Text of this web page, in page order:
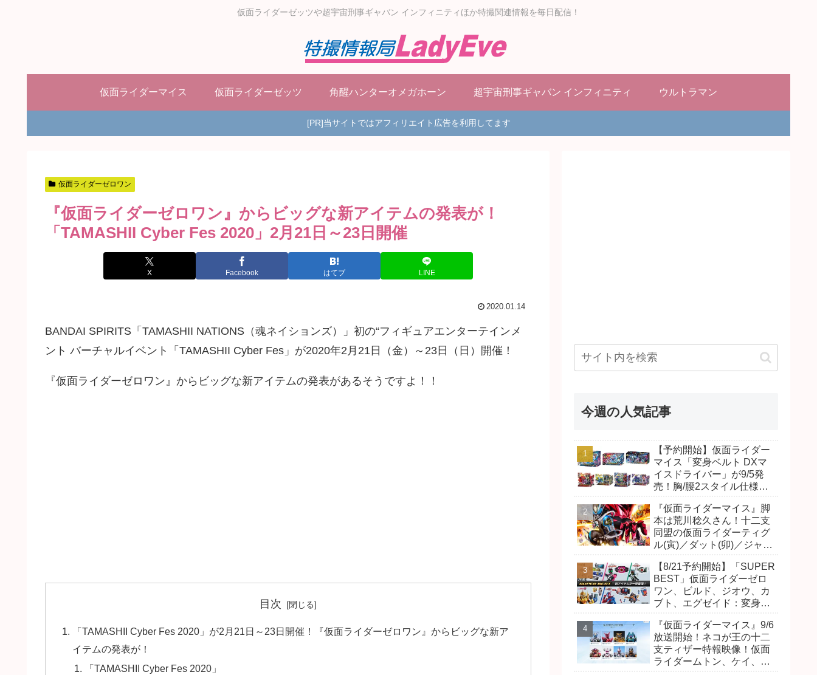
仮面ライダーゼッツや超宇宙刑事ギャバン インフィニティほか特撮関連情報を毎日配信！
仮面ライダーマイス 仮面ライダーゼッツ 角醒ハンターオメガホーン 超宇宙刑事ギャバン インフィニティ ウルトラマン
[PR]当サイトではアフィリエイト広告を利用してます
仮面ライダーゼロワン
『仮面ライダーゼロワン』からビッグな新アイテムの発表が！
「TAMASHII Cyber Fes 2020」2月21日～23日開催
X Facebook はてブ LINE
2020.01.14
BANDAI SPIRITS「TAMASHII NATIONS（魂ネイションズ）」初の“フィギュアエンターテインメ
ント バーチャルイベント「TAMASHII Cyber Fes」が2020年2月21日（金）～23日（日）開催！
『仮面ライダーゼロワン』からビッグな新アイテムの発表があるそうですよ！！
目次
「TAMASHII Cyber Fes 2020」が2月21日～23日開催！『仮面ライダーゼロワン』からビッグな新ア
イテムの発表が！
「TAMASHII Cyber Fes 2020」
今週の人気記事
【予約開始】仮面ライダー
マイス「変身ベルト DXマ
イスドライバー」が9/5発
売！胸/腰2スタイル仕様！
ッシュ、ジャオ/バイト、ケ
イ/ショットボーンバックル
も！
『仮面ライダーマイス』脚
本は荒川稔久さん！十二支
同盟の仮面ライダーティグ
ル(寅)／ダット(卯)／ジャオ
尾達臣のキャストが発表！
トリガーのアキト金子隼也
さんも変身！
【8/21予約開始】「SUPER
BEST」仮面ライダーゼロ
ワン、ビルド、ジオウ、カ
ブト、エグゼイド：変身ベ
ー、DXネオディケイドライ
バー、DXホッパーゼクター
ほか12点！
『仮面ライダーマイス』9/6
放送開始！ネコが王の十二
支ティザー特報映像！仮面
ライダームトン、ケイ、ヴ